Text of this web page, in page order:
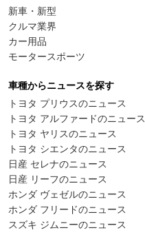
新車・新型
クルマ業界
カー用品
モータースポーツ
車種からニュースを探す
トヨタ プリウスのニュース
トヨタ アルファードのニュース
トヨタ ヤリスのニュース
トヨタ シエンタのニュース
日産 セレナのニュース
日産 リーフのニュース
ホンダ ヴェゼルのニュース
ホンダ フリードのニュース
スズキ ジムニーのニュース